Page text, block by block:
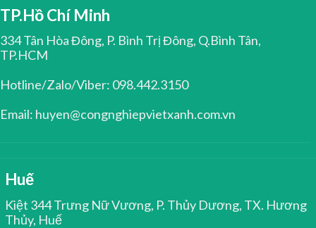
TP.Hồ Chí Minh
334 Tân Hòa Đông, P. Bình Trị Đông, Q.Bình Tân,
TP.HCM
Hotline/Zalo/Viber: 098.442.3150
Email: huyen@congnghiepvietxanh.com.vn
Huế
Kiệt 344 Trưng Nữ Vương, P. Thủy Dương, TX. Hương
Thủy, Huế